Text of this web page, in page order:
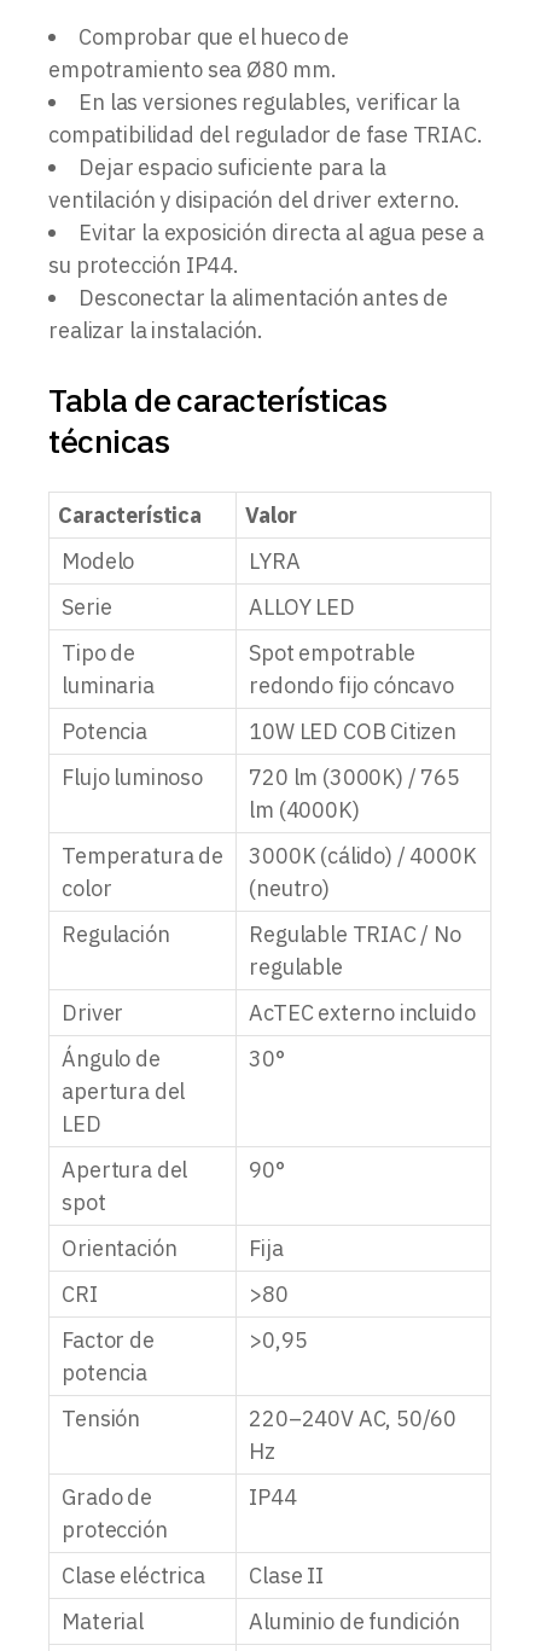
Comprobar que el hueco de
empotramiento sea Ø80 mm.
En las versiones regulables, verificar la
compatibilidad del regulador de fase TRIAC.
Dejar espacio suficiente para la
ventilación y disipación del driver externo.
Evitar la exposición directa al agua pese a
su protección IP44.
Desconectar la alimentación antes de
realizar la instalación.
Tabla de características
técnicas
Característica
Valor
Modelo
LYRA
Serie
ALLOY LED
Tipo de
luminaria
Spot empotrable
redondo fijo cóncavo
Potencia
10W LED COB Citizen
Flujo luminoso
720 lm (3000K) / 765
lm (4000K)
Temperatura de
color
3000K (cálido) / 4000K
(neutro)
Regulación
Regulable TRIAC / No
regulable
Driver
AcTEC externo incluido
Ángulo de
apertura del
LED
30°
Apertura del
spot
90°
Orientación
Fija
CRI
>80
Factor de
potencia
>0,95
Tensión
220–240V AC, 50/60
Hz
Grado de
protección
IP44
Clase eléctrica
Clase II
Material
Aluminio de fundición